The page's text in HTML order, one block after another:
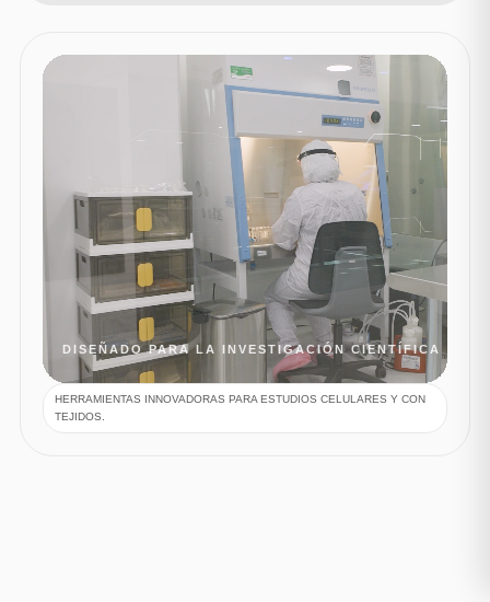
DISEÑADO PARA LA INVESTIGACIÓN CIENTÍFICA
HERRAMIENTAS INNOVADORAS PARA ESTUDIOS CELULARES Y CON
TEJIDOS.